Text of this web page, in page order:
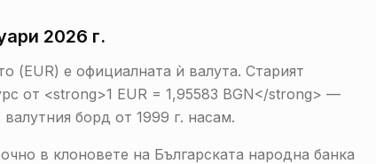
2026 г.
(EUR) е официалната ѝ валута. Старият
от <strong>1 EUR = 1,95583 BGN</strong> —
борд от 1999 г. насам.
в клоновете на Българската народна банка